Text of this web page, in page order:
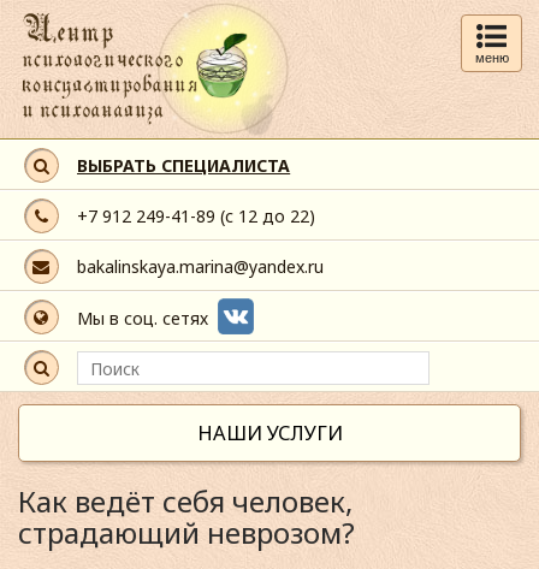
меню
ВЫБРАТЬ СПЕЦИАЛИСТА
+7 912 249-41-89 (с 12 до 22)
bakalinskaya.marina@yandex.ru
Мы в соц. сетях
НАШИ УСЛУГИ
Как ведёт себя человек,
страдающий неврозом?